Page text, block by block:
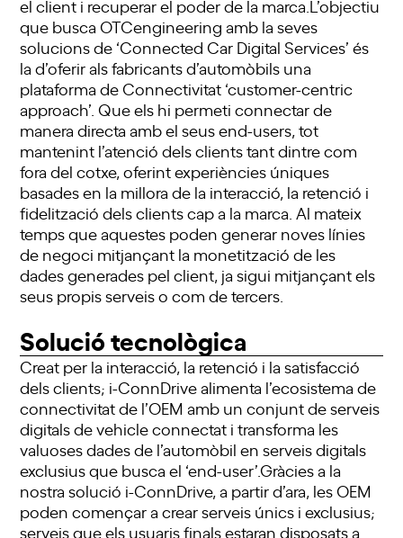
el client i recuperar el poder de la marca.L’objectiu
que busca OTCengineering amb la seves
solucions de ‘Connected Car Digital Services’ és
la d’oferir als fabricants d’automòbils una
plataforma de Connectivitat ‘customer-centric
approach’. Que els hi permeti connectar de
manera directa amb el seus end-users, tot
mantenint l’atenció dels clients tant dintre com
fora del cotxe, oferint experiències úniques
basades en la millora de la interacció, la retenció i
fidelització dels clients cap a la marca. Al mateix
temps que aquestes poden generar noves línies
de negoci mitjançant la monetització de les
dades generades pel client, ja sigui mitjançant els
seus propis serveis o com de tercers.
Solució tecnològica
Creat per la interacció, la retenció i la satisfacció
dels clients; i-ConnDrive alimenta l’ecosistema de
connectivitat de l’OEM amb un conjunt de serveis
digitals de vehicle connectat i transforma les
valuoses dades de l’automòbil en serveis digitals
exclusius que busca el ‘end-user’.Gràcies a la
nostra solució i-ConnDrive, a partir d’ara, les OEM
poden començar a crear serveis únics i exclusius;
serveis que els usuaris finals estaran disposats a